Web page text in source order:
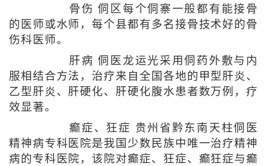
骨伤 侗区每个侗寨一般都有能接骨
的医师或水师，每个县都有多名接骨技术好的骨
伤科医师。
肝病 侗医龙运光采用侗药外敷与内
服相结合方法，治疗来自全国各地的甲型肝炎、
乙型肝炎、肝硬化、肝硬化腹水患者数万例，疗
效显著。
癫症、狂症 贵州省黔东南天柱侗医
精神病专科医院是我国少数民族中唯一治疗精神
病的专科医院，该院对癫症、狂症、癫狂症与癫